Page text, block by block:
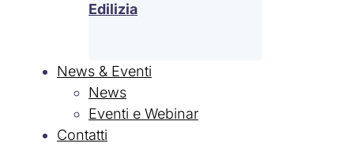
Edilizia
News & Eventi
News
Eventi e Webinar
Contatti